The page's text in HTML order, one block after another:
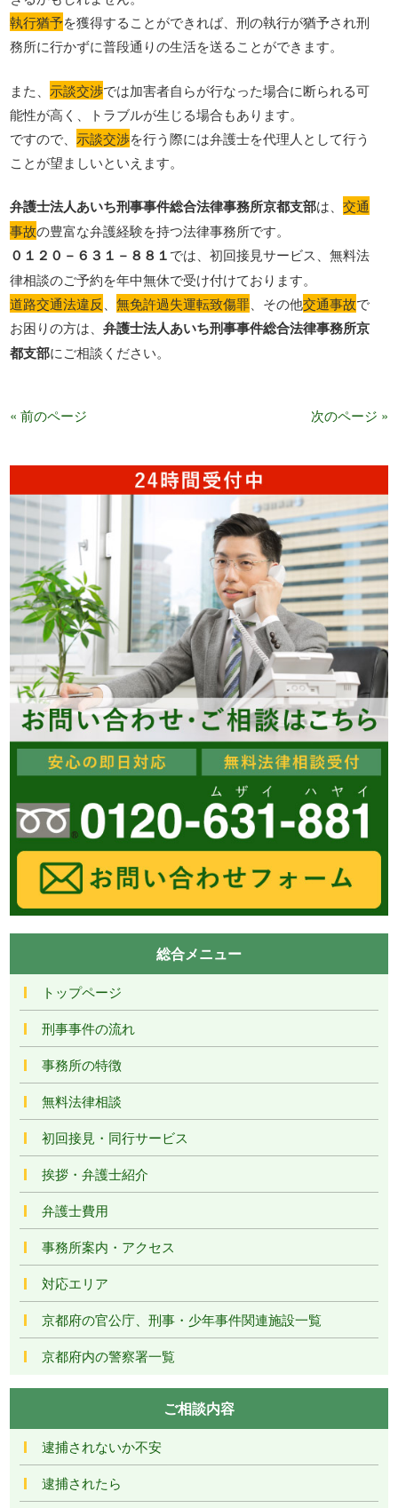
執行猶予を獲得することができれば、刑の執行が猶予され刑
務所に行かずに普段通りの生活を送ることができます。
また、 示談交渉では加害者自らが行なった場合に断られる可
能性が高く、トラブルが生じる場合もあります。
ですので、 示談交渉を行う際には弁護士を代理人として行う
ことが望ましいといえます。
弁護士法人あいち刑事事件総合法律事務所京都支部は、交通
事故の豊富な弁護経験を持つ法律事務所です。
０１２０－６３１－８８１では、初回接見サービス、無料法
律相談のご予約を年中無休で受け付けております。
道路交通法違反
、無免許過失運転致傷罪 、その他交通事故で
お困りの方は、弁護士法人あいち刑事事件総合法律事務所京
都支部にご相談ください。
« 前のページ 次のページ »
総合メニュー
トップページ
刑事事件の流れ
事務所の特徴
無料法律相談
初回接見・同行サービス
挨拶・弁護士紹介
弁護士費用
事務所案内・アクセス
対応エリア
京都府の官公庁、刑事・少年事件関連施設一覧
京都府内の警察署一覧
ご相談内容
逮捕されないか不安
逮捕されたら